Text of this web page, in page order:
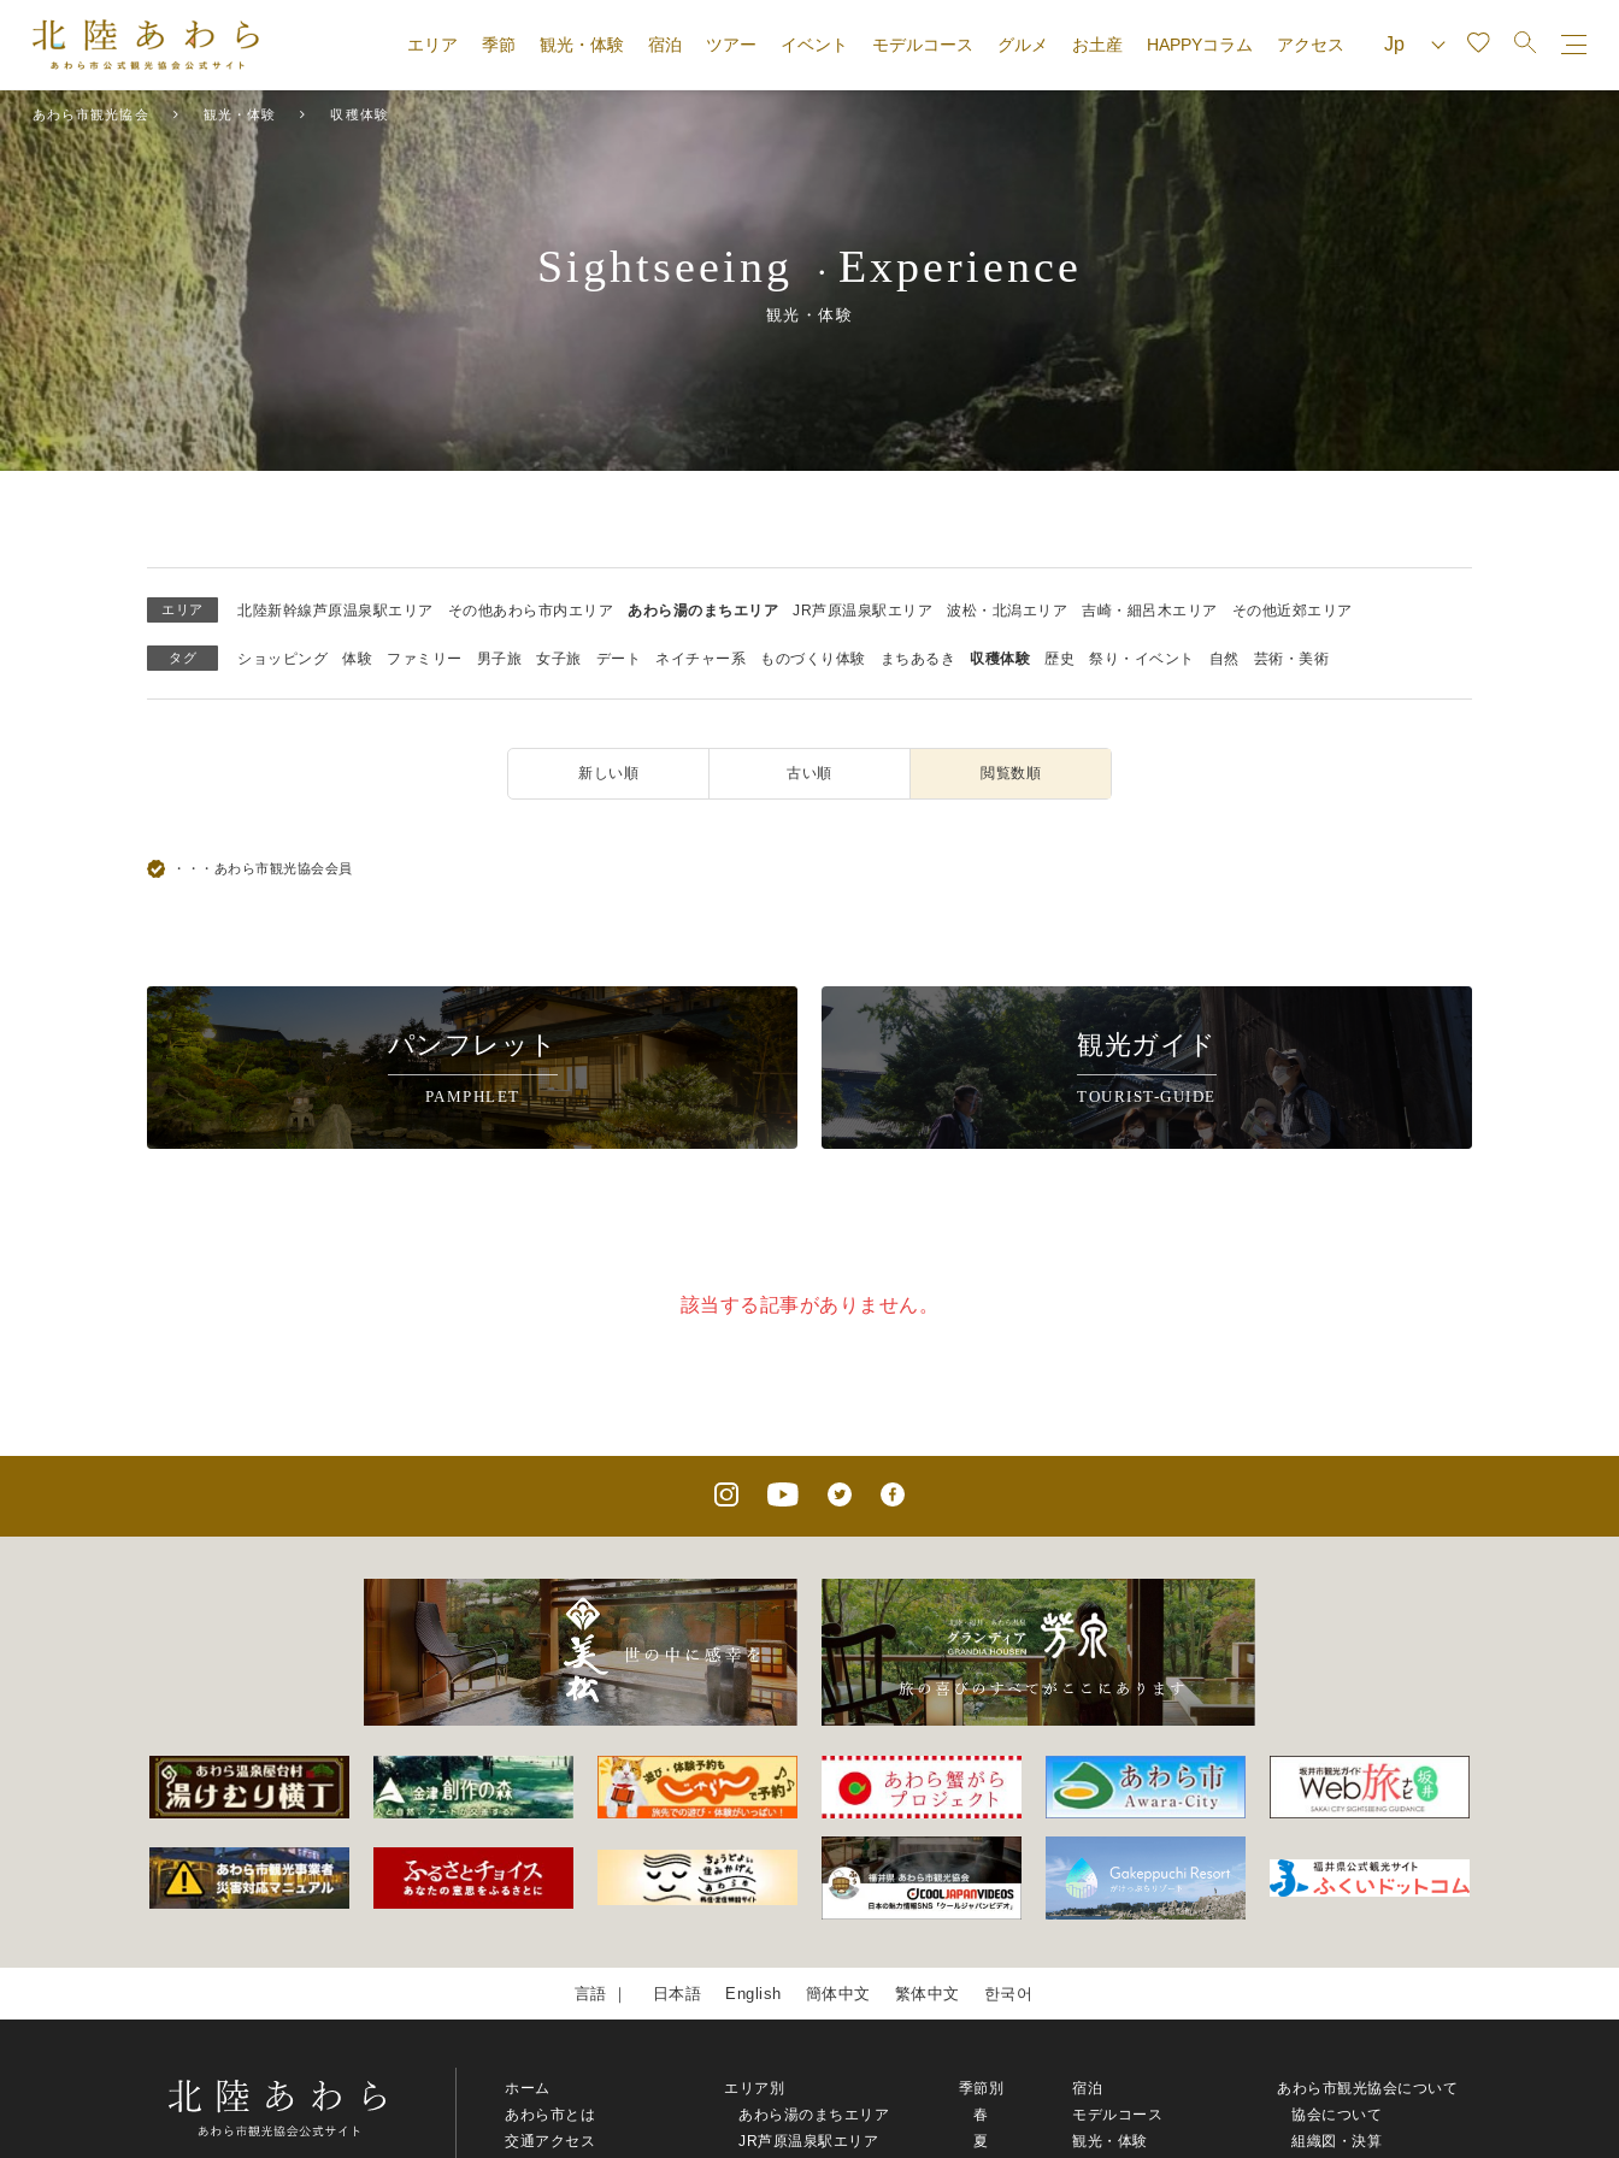
エリア 季節 観光・体験 宿泊 ツアー イベント モデルコース グルメ お土産 HAPPYコラム アクセス
あわら市観光協会 観光・体験 収穫体験
Sightseeing ・ Experience
観光・体験
エリア 北陸新幹線芦原温泉駅エリア その他あわら市内エリア あわら湯のまちエリア JR芦原温泉駅エリア 波松・北潟エリア 吉崎・細呂木エリア その他近郊エリア
タグ ショッピング 体験 ファミリー 男子旅 女子旅 デート ネイチャー系 ものづくり体験 まちあるき 収穫体験 歴史 祭り・イベント 自然 芸術・美術
新しい順 古い順 閲覧数順
・・・あわら市観光協会会員
パンフレット
PAMPHLET
観光ガイド
TOURIST-GUIDE
該当する記事がありません。
日本語 English 簡体中文 繁体中文 한국어
ホーム
あわら市とは
交通アクセス
エリア別
あわら湯のまちエリア
JR芦原温泉駅エリア
季節別
春
夏
宿泊
モデルコース
観光・体験
あわら市観光協会について
協会について
組織図・決算